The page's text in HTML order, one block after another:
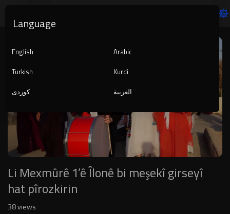
Player
auto
Li Mexmûrê 1’ê Îlonê bi meşekî girseyî
hat pîrozkirin
38views
Language
English
Arabic
Turkish
Kurdi
کوردی
العربية